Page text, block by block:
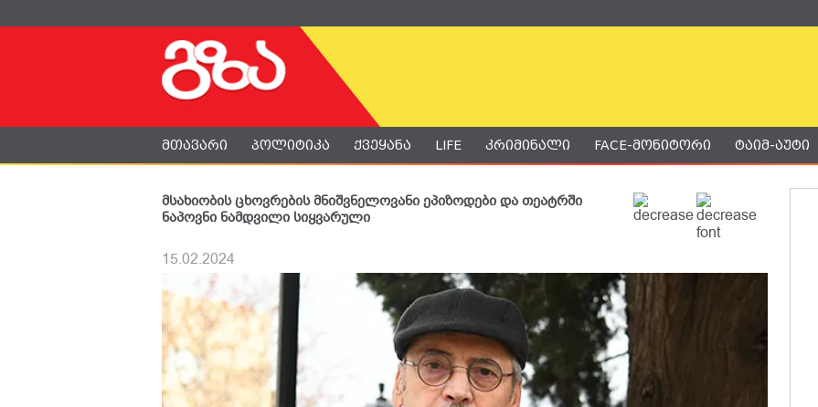
მთავარი პოლიტიკა ქვეყანა LIFE კრიმინალი FACE-მონიტორი ტაიმ-აუტი
მსახიობის ცხოვრების მნიშვნელოვანი ეპიზოდები და თეატრში
ნაპოვნი ნამდვილი სიყვარული
15.02.2024